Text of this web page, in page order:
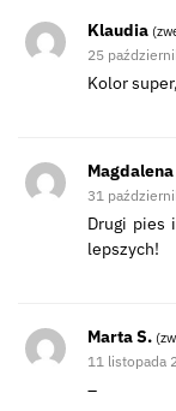
Klaudia
25
Kolor
Magdalena
31
Drugi pies
lepszych!
Marta S.
11 listopada
–